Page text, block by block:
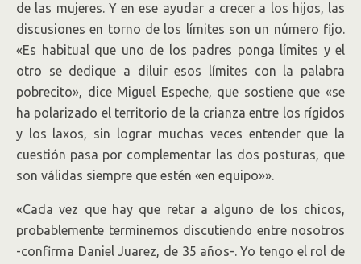
de las mujeres. Y en ese ayudar a crecer a los hijos, las
discusiones en torno de los límites son un número fijo.
«Es habitual que uno de los padres ponga límites y el
otro se dedique a diluir esos límites con la palabra
pobrecito», dice Miguel Espeche, que sostiene que «se
ha polarizado el territorio de la crianza entre los rígidos
y los laxos, sin lograr muchas veces entender que la
cuestión pasa por complementar las dos posturas, que
son válidas siempre que estén «en equipo»».
«Cada vez que hay que retar a alguno de los chicos,
probablemente terminemos discutiendo entre nosotros
-confirma Daniel Juarez, de 35 años-. Yo tengo el rol de